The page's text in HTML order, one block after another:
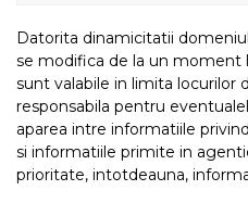
Datorita dinamicitatii
se modifica de la un moment
sunt valabile in limita locurilor
responsabila pentru
aparea intre informatiile
si informatiile primite in
prioritate, intotdeauna,